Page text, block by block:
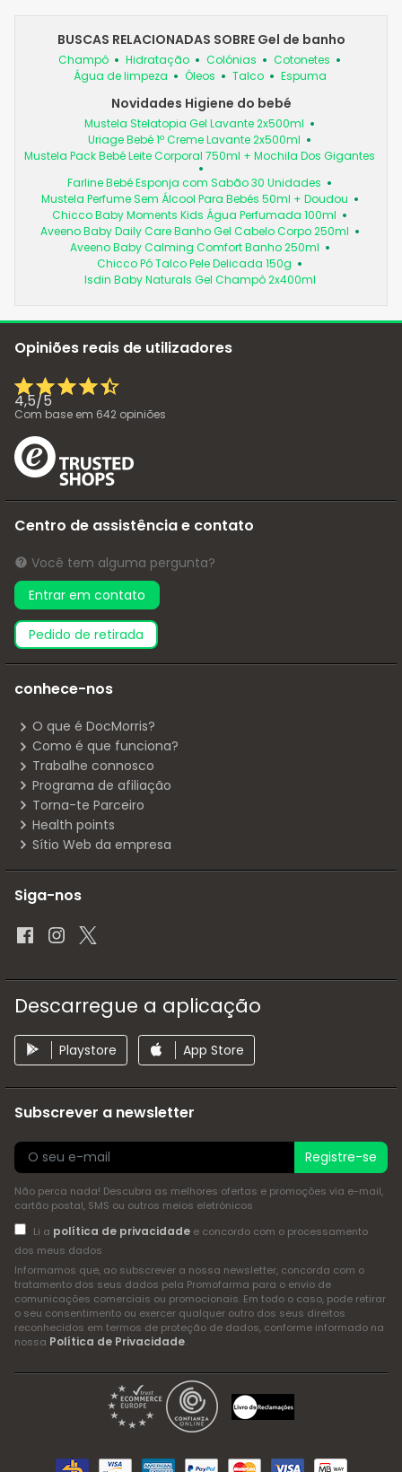
BUSCAS RELACIONADAS SOBRE Gel de banho
Champô Hidratação Colónias
Cotonetes
Água de limpeza
Óleos Talco Espuma
Novidades Higiene do bebé
Mustela Stelatopia Gel Lavante 2x500ml
Uriage Bebé 1º Creme Lavante 2x500ml
Mustela Pack Bebé Leite Corporal 750ml + Mochila Dos Gigantes
Farline Bebé Esponja com Sabão 30 Unidades
Mustela Perfume Sem Álcool Para Bebés 50ml + Doudou
Chicco Baby Moments Kids Água Perfumada 100ml
Aveeno Baby Daily Care Banho Gel Cabelo Corpo 250ml
Aveeno Baby Calming Comfort Banho 250ml
Chicco Pó Talco Pele Delicada 150g
Isdin Baby Naturals Gel Champô 2x400ml
Opiniões reais de utilizadores
4,5/5
Com base em 642 opiniões
Centro de assistência e contato
Você tem alguma pergunta?
Entrar em contato
pedido de retirada
conhece-nos
O que é DocMorris?
Como é que funciona?
Trabalhe connosco
Programa de afiliação
Torna-te Parceiro
Health points
Sítio Web da empresa
Siga-nos
Descarregue a aplicação
Playstore App Store
Subscrever a newsletter
Registre-se
Não perca nada! Descubra as melhores ofertas e promoções via e-mail,
cartão postal, SMS ou outros meios eletrónicos
Li a política de privacidadee concordo com o processamento
dos meus dados
Informamos que, ao subscrever a nossa newsletter, concorda com o
tratamento dos seus dados pela Promofarma para o envio de
comunicações comerciais ou promocionais. Em todo o caso, pode retirar
o seu consentimento ou exercer qualquer outro dos seus direitos
reconhecidos em termos de proteção de dados, conforme informado na
nossa Política de Privacidade.